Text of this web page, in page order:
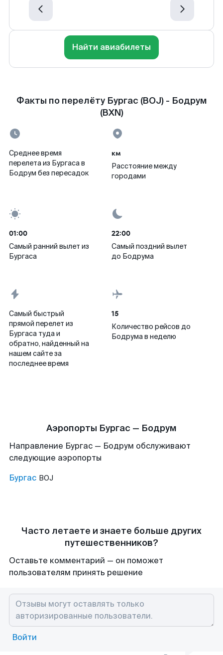
Найти авиабилеты
Факты по перелёту Бургас (BOJ) - Бодрум
(BXN)
Среднее время
перелета из Бургаса в
Бодрум без пересадок
км
Расстояние между
городами
01:00
Самый ранний вылет из
Бургаса
22:00
Самый поздний вылет
до Бодрума
Самый быстрый
прямой перелет из
Бургаса туда и
обратно, найденный на
нашем сайте за
последнее время
15
Количество рейсов до
Бодрума в неделю
Аэропорты Бургас — Бодрум
Направление Бургас — Бодрум обслуживают
следующие аэропорты
Бургас BOJ
Часто летаете и знаете больше других
путешественников?
Оставьте комментарий — он поможет
пользователям принять решение
Войти